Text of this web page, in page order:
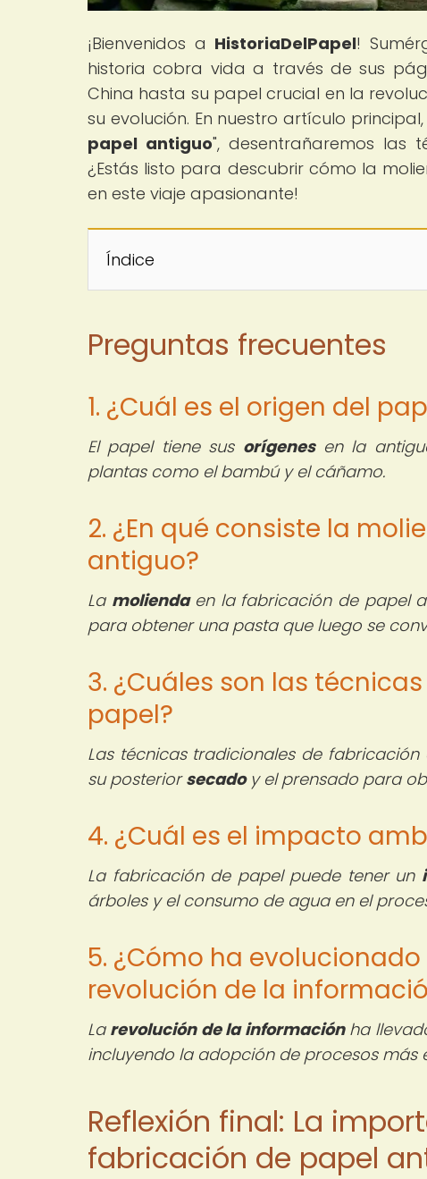
¡Bienvenidos a HistoriaDelPapel!
historia cobra vida a través de sus
China hasta su papel crucial en la
su evolución. En nuestro artículo principal,
papel antiguo", desentrañaremos las
¿Estás listo para descubrir cómo la
en este viaje apasionante!
Índice
Preguntas frecuentes
1. ¿Cuál es el origen del
El papel tiene sus orígenesen la
plantas como el bambú y el cáñamo.
2. ¿En qué consiste la
antiguo?
La moliendaen la fabricación de papel
para obtener una pasta que luego se
3. ¿Cuáles son las
papel?
Las técnicas tradicionales de
su posteriorsecadoy el prensado para
4. ¿Cuál es el impacto
La fabricación de papel puede tener un
árboles y el consumo de agua en el
5. ¿Cómo ha
revolución de la
La revolución de la informaciónha
incluyendo la adopción de procesos más
Reflexión final: La
fabricación de papel